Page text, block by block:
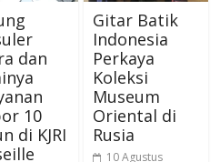
dan
10
di KJRI
Gitar Batik
Indonesia
Perkaya
Koleksi
Museum
Oriental di
Rusia
10 Agustus